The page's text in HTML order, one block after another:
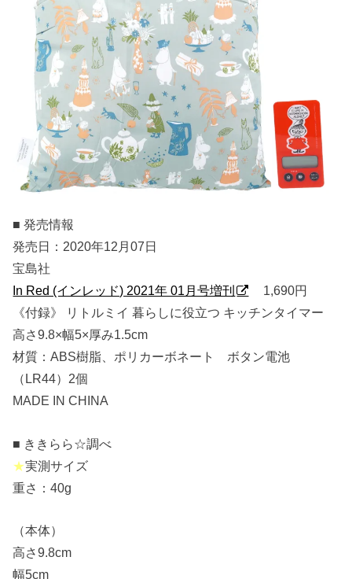
■ 発売情報
発売日：2020年12月07日
宝島社
In Red (インレッド) 2021年 01月号増刊
1,690円
《付録》 リトルミイ 暮らしに役立つ キッチンタイマー
高さ9.8×幅5×厚み1.5cm
材質：ABS樹脂、ポリカーボネート ボタン電池
（LR44）2個
MADE IN CHINA
■ ききらら☆調べ
★実測サイズ
重さ：40g
（本体）
高さ9.8cm
幅5cm